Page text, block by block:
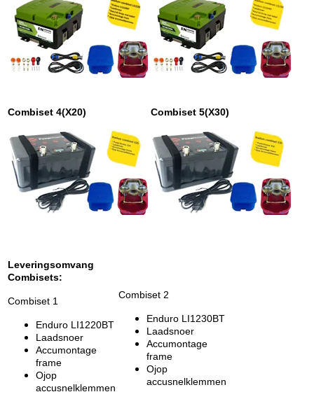
Combiset 4(X20) Combiset 5(X30)
Leveringsomvang
Combisets:
Combiset 1
Enduro LI1220BT
Laadsnoer
Accumontage
frame
Ojop
accusnelklemmen
Combiset 2
Enduro LI1230BT
Laadsnoer
Accumontage
frame
Ojop
accusnelklemmen